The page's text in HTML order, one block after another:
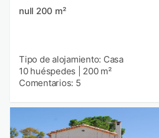
null 200 m²
Tipo de alojamiento: Casa
10 huéspedes
200 m²
Comentarios: 5